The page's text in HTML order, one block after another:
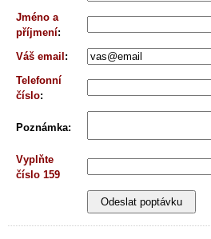
Jméno a
příjmení:
Váš email :
Telefonní
číslo:
Poznámka:
Vyplňte
číslo 159